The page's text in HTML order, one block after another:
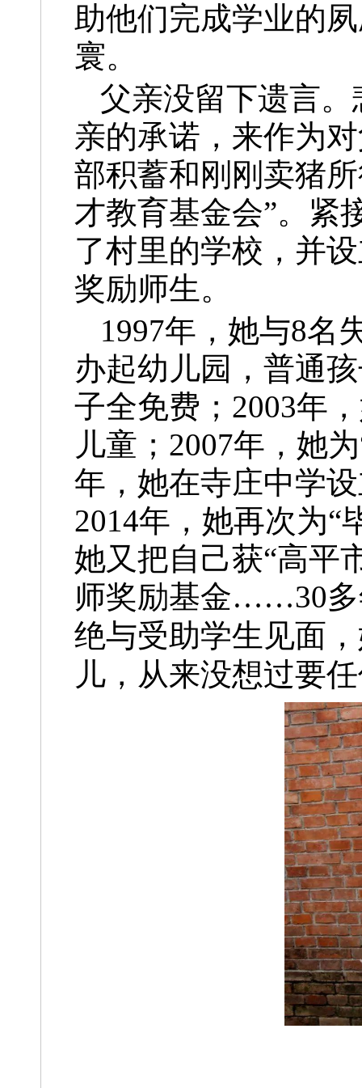
助他们完成学业的
寰。
父亲没留下遗言
亲的承诺，来作为
部积蓄和刚刚卖猪
才教育基金会”。紧
了村里的学校，并
奖励师生。
1997年，她与8名
办起幼儿园，普通
子全免费；2003年
儿童；2007年，她
年，她在寺庄中学
2014年，她再次为“
她又把自己获“高平
师奖励基金……30
绝与受助学生见面
儿，从来没想过要